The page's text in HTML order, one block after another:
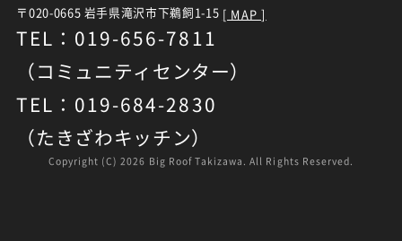
〒020-0665 岩手県滝沢市下鵜飼1-15 [ MAP ]
TEL：019-656-7811
（コミュニティセンター）
TEL：019-684-2830
（たきざわキッチン）
Copyright (C)2026 Big Roof Takizawa. All Rights Reserved.